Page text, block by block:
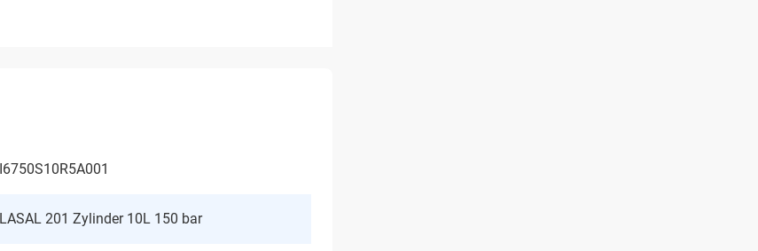
I6750S10R5A001
LASAL 201 Zylinder 10L 150 bar